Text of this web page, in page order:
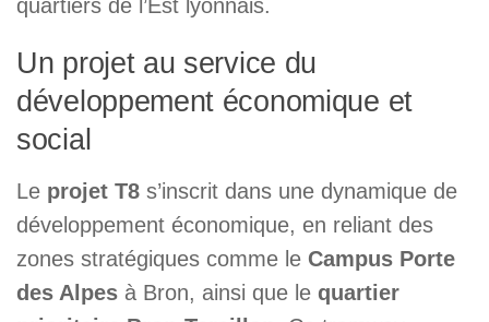
quartiers de l’Est lyonnais.
Un projet au service du
développement économique et
social
Le projet T8 s’inscrit dans une dynamique de
développement économique, en reliant des
zones stratégiques comme le Campus Porte
des Alpes à Bron, ainsi que le quartier